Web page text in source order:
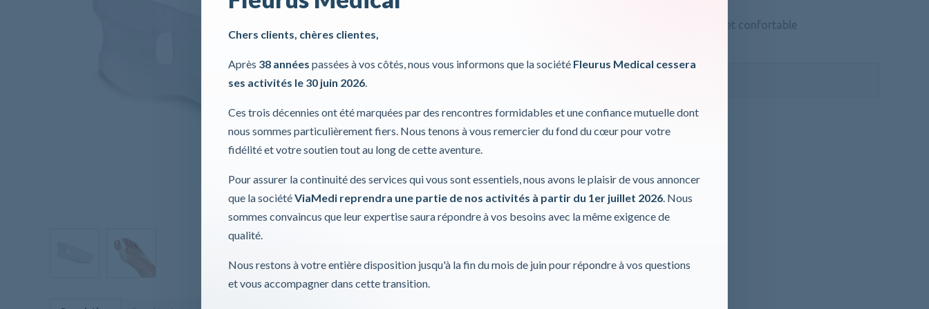
Chers clients, chères clientes,
Après 38 années passées à vos côtés, nous vous informons que la société Fleurus Medical cessera
ses activités le 30 juin 2026
Ces trois décennies ont été marquées par des rencontres formidables et une confiance mutuelle dont
nous sommes particulièrement fiers. Nous tenons à vous remercier du fond du cœur pour votre
fidélité et votre soutien tout au long de cette aventure.
Pour assurer la continuité des services qui vous sont essentiels, nous avons le plaisir de vous annoncer
que la sociétéViaMedi reprendra une partie de nos activités à partir du 1er juillet 2026 . Nous
sommes convaincus que leur expertise saura répondre à vos besoins avec la même exigence de
qualité.
Nous restons à votre entière disposition jusqu'à la fin du mois de juin pour répondre à vos questions
et vous accompagner dans cette transition.
Coussin en silicone. Souple, doux et confortable